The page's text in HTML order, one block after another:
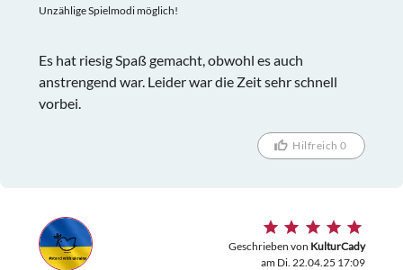
Unzählige Spielmodi möglich!
Es hat riesig Spaß gemacht, obwohl es auch
anstrengend war. Leider war die Zeit sehr schnell
vorbei.
Hilfreich 0
Geschrieben von KulturCady
am Di. 22.04.25 17:09